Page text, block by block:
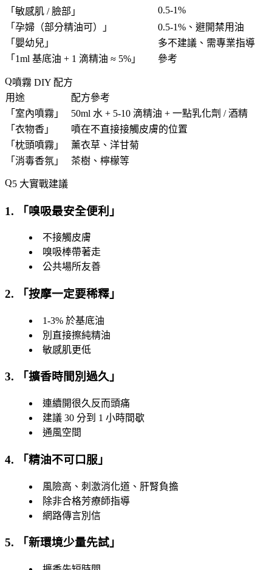
「 敏感肌 / 臉部 」
0.5-1%
「 孕婦（部分精油可） 」
0.5-1%、避開禁用油
「 嬰幼兒 」
多不建議、需專業指導
「 1ml 基底油 + 1 滴精油 ≈ 5% 」 參考
噴霧 DIY 配方
用途
配方參考
「 室內噴霧 」
50ml 水 + 5-10 滴精油 + 一點乳化劑 / 酒精
「 衣物香 」
噴在不直接接觸皮膚的位置
「 枕頭噴霧 」
薰衣草、洋甘菊
「 消毒香氛 」 茶樹、檸檬等
5 大實戰建議
1. 「嗅吸最安全便利 」
不接觸皮膚
嗅吸棒帶著走
公共場所友善
2. 「按摩一定要稀釋 」
1-3% 於基底油
別直接擦純精油
敏感肌更低
3. 「擴香時間別過久 」
連續開很久反而頭痛
建議 30 分到 1 小時間歇
通風空間
4. 「精油不可口服 」
風險高、刺激消化道、肝腎負擔
除非合格芳療師指導
網路傳言別信
5. 「新環境少量先試 」